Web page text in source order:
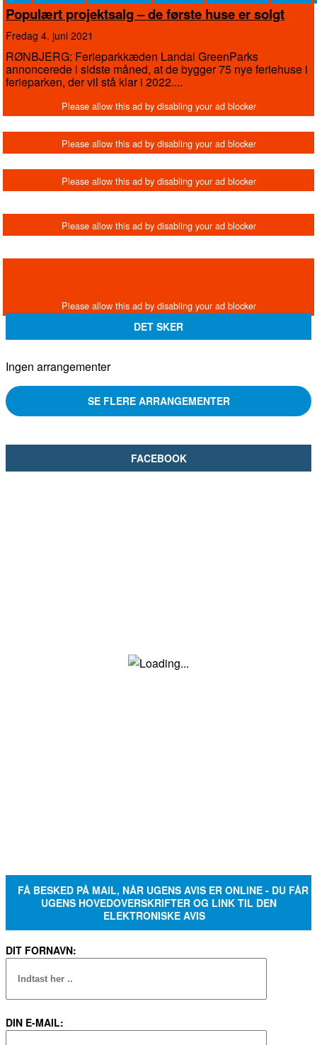
Populært projektsalg – de første huse er solgt
fredag 4. juni 2021
RØNBJERG: Ferieparkkæden Landal GreenParks
annoncerede i sidste måned, at de bygger 75 nye feriehuse i
ferieparken, der vil stå klar i 2022....
DET SKER
Ingen arrangementer
SE FLERE ARRANGEMENTER
FACEBOOK
FÅ BESKED PÅ MAIL, NÅR UGENS AVIS ER ONLINE - DU FÅR
UGENS HOVEDOVERSKRIFTER OG LINK TIL DEN
ELEKTRONISKE AVIS
DIT FORNAVN:
DIN E-MAIL: